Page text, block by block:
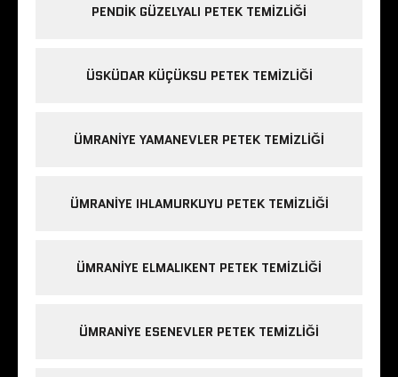
PENDIK GÜZELYALI PETEK TEMIZLIĞI
ÜSKÜDAR KÜÇÜKSU PETEK TEMIZLIĞI
ÜMRANIYE YAMANEVLER PETEK TEMIZLIĞI
ÜMRANIYE IHLAMURKUYU PETEK TEMIZLIĞI
ÜMRANIYE ELMALIKENT PETEK TEMIZLIĞI
ÜMRANIYE ESENEVLER PETEK TEMIZLIĞI